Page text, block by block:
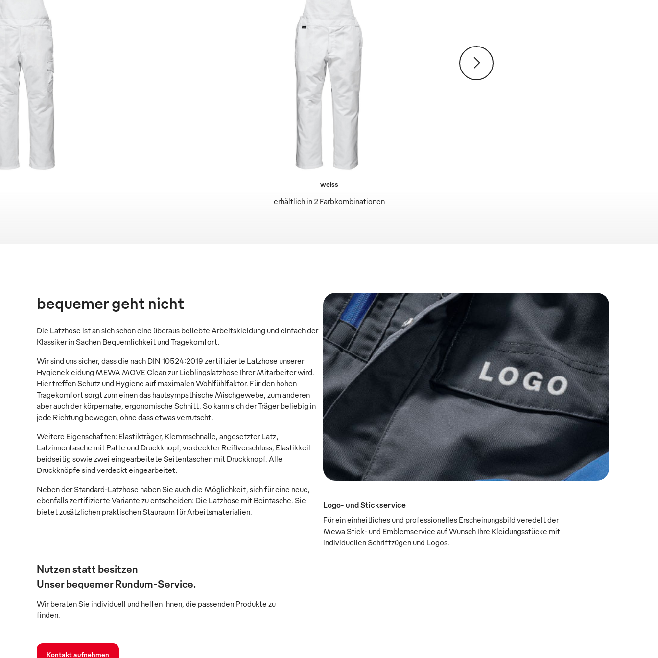
erhältlich in 2 Farbkombinationen
weiss
bequemer geht nicht
Die Latzhose ist an sich schon eine überaus beliebte Arbeitskleidung und einfach der
Klassiker in Sachen Bequemlichkeit und Tragekomfort.
Wir sind uns sicher, dass die nach DIN 10524:2019 zertifizierte Latzhose unserer
Hygienekleidung MEWA MOVE Clean zur Lieblingslatzhose Ihrer Mitarbeiter wird.
Hier treffen Schutz und Hygiene auf maximalen Wohlfühlfaktor. Für den hohen
Tragekomfort sorgt zum einen das hautsympathische Mischgewebe, zum anderen
aber auch der körpernahe, ergonomische Schnitt. So kann sich der Träger beliebig in
jede Richtung bewegen, ohne dass etwas verrutscht.
Weitere Eigenschaften: Elastikträger, Klemmschnalle, angesetzter Latz,
Latzinnentasche mit Patte und Druckknopf, verdeckter Reißverschluss, Elastikkeil
beidseitig sowie zwei eingearbeitete Seitentaschen mit Druckknopf. Alle
Druckknöpfe sind verdeckt eingearbeitet.
Neben der Standard-Latzhose haben Sie auch die Möglichkeit, sich für eine neue,
ebenfalls zertifizierte Variante zu entscheiden: Die Latzhose mit Beintasche. Sie
bietet zusätzlichen praktischen Stauraum für Arbeitsmaterialien.
Nutzen statt besitzen
Unser bequemer Rundum-Service.
Wir beraten Sie individuell und helfen Ihnen, die passenden Produkte zu
finden.
Kontakt aufnehmen
Logo- und Stickservice
Für ein einheitliches und professionelles Erscheinungsbild veredelt der
Mewa Stick- und Emblemservice auf Wunsch Ihre Kleidungsstücke mit
individuellen Schriftzügen und Logos.